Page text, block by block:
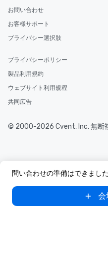
問い合わせの準備はできまし
会
お問い合わせ
お客様サポート
プライバシー選択肢
プライバシーポリシー
製品利用規約
ウェブサイト利用規程
共同広告
© 2000-2026 Cvent, Inc. 無断